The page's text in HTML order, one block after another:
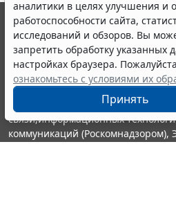
аналитики в целях улучшения и
работоспособности сайта,
исследований и обзоров. Вы
запретить обработку указанных
настройках браузера.
ознакомьтесь с условиями их
Принять
© ООО "НПП "ГАРАНТ-СЕРВИС",
выпускается с 1990 года.
являются участниками
информации ГАРАНТ.
Портал ГАРАНТ.РУ
издания Федеральной службой
связи,информационных
коммуникаций